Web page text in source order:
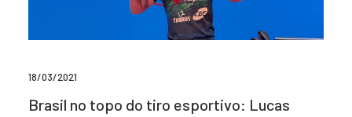
18/03/2021
Brasil no topo do tiro esportivo: Lucas